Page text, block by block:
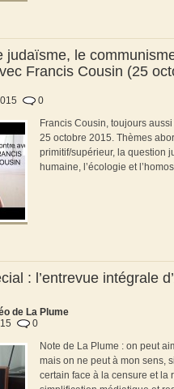
judaïsme, le
Francis Cousin (25
0
Francis Cousin, toujours
25 octobre 2015. Thèmes
primitif/supérieur, la question
humaine, l’écologie et
: l’entrevue intégrale
de La Plume
0
Note de La Plume : on peut
mais on ne peut à mon sens,
certain face à la censure et la